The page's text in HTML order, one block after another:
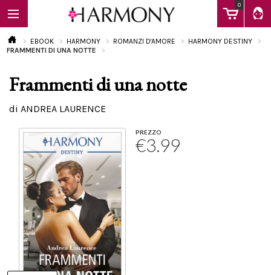
0
EBOOK
Calendario
EBOOK HARMONY ROMANZI D'AMORE
HARMONY DESTINY
FRAMMENTI DI UNA NOTTE
Frammenti di una notte
di ANDREA LAURENCE
PREZZO
€3.99